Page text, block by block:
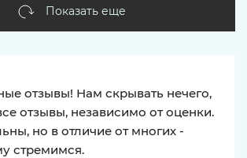
Показать еще
отзывы! Нам скрывать нечего,
отзывы, независимо от оценки.
но в отличие от многих -
стремимся.